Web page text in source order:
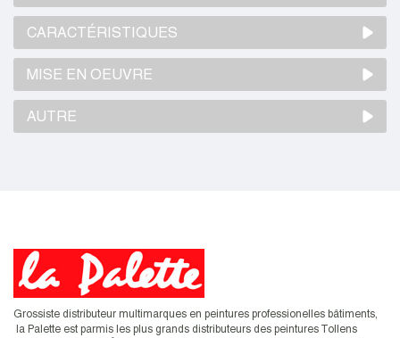
CARACTÉRISTIQUES
MISE EN OEUVRE
AUTRE
Grossiste distributeur multimarques en peintures professionelles bâtiments,
la Palette est parmis les plus grands distributeurs des peintures Tollens